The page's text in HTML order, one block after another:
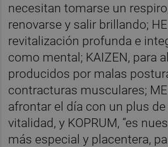
necesitan tomarse un
renovarse y salir brillando;
revitalización profunda e
como mental; KAIZEN, para
producidos por malas
contracturas musculares;
afrontar el día con un plus
vitalidad, y KOPRUM, “es
más especial y placentera,